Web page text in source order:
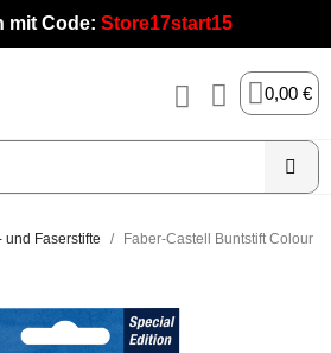
mit Code: Store17start15
0,00 €
und Faserstifte
Faber-Castell Buntstift Colour